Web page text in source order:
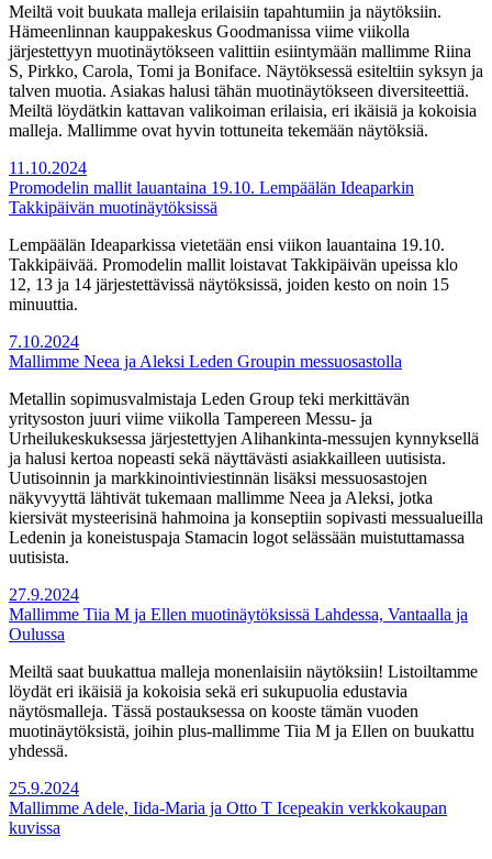
Meiltä voit buukata malleja erilaisiin tapahtumiin ja näytöksiin.
Hämeenlinnan kauppakeskus Goodmanissa viime viikolla
järjestettyyn muotinäytökseen valittiin esiintymään mallimme Riina
S, Pirkko, Carola, Tomi ja Boniface. Näytöksessä esiteltiin syksyn ja
talven muotia. Asiakas halusi tähän muotinäytökseen diversiteettiä.
Meiltä löydätkin kattavan valikoiman erilaisia, eri ikäisiä ja kokoisia
malleja. Mallimme ovat hyvin tottuneita tekemään näytöksiä.
11.10.2024
Promodelin mallit lauantaina 19.10. Lempäälän Ideaparkin
Takkipäivän muotinäytöksissä
Lempäälän Ideaparkissa vietetään ensi viikon lauantaina 19.10.
Takkipäivää. Promodelin mallit loistavat Takkipäivän upeissa klo
12, 13 ja 14 järjestettävissä näytöksissä, joiden kesto on noin 15
minuuttia.
7.10.2024
Mallimme Neea ja Aleksi Leden Groupin messuosastolla
Metallin sopimusvalmistaja Leden Group teki merkittävän
yritysoston juuri viime viikolla Tampereen Messu- ja
Urheilukeskuksessa järjestettyjen Alihankinta-messujen kynnyksellä
ja halusi kertoa nopeasti sekä näyttävästi asiakkailleen uutisista.
Uutisoinnin ja markkinointiviestinnän lisäksi messuosastojen
näkyvyyttä lähtivät tukemaan mallimme Neea ja Aleksi, jotka
kiersivät mysteerisinä hahmoina ja konseptiin sopivasti messualueilla
Ledenin ja koneistuspaja Stamacin logot selässään muistuttamassa
uutisista.
27.9.2024
Mallimme Tiia M ja Ellen muotinäytöksissä Lahdessa, Vantaalla ja
Oulussa
Meiltä saat buukattua malleja monenlaisiin näytöksiin! Listoiltamme
löydät eri ikäisiä ja kokoisia sekä eri sukupuolia edustavia
näytösmalleja. Tässä postauksessa on kooste tämän vuoden
muotinäytöksistä, joihin plus-mallimme Tiia M ja Ellen on buukattu
yhdessä.
25.9.2024
Mallimme Adele, Iida-Maria ja Otto T Icepeakin verkkokaupan
kuvissa